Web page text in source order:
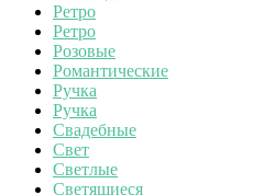
Ретро
Ретро
Розовые
Романтические
Ручка
Ручка
Свадебные
Свет
Светлые
Светящиеся